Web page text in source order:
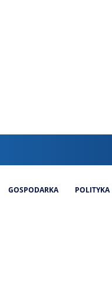
GOSPODARKA POLITYKA